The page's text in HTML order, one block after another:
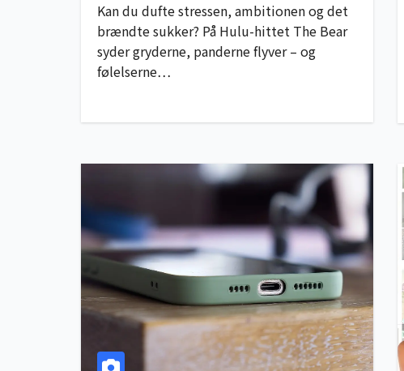
Kan du dufte stressen, ambitionen og det
brændte sukker? På Hulu-hittet The Bear
syder gryderne, panderne flyver – og
følelserne…